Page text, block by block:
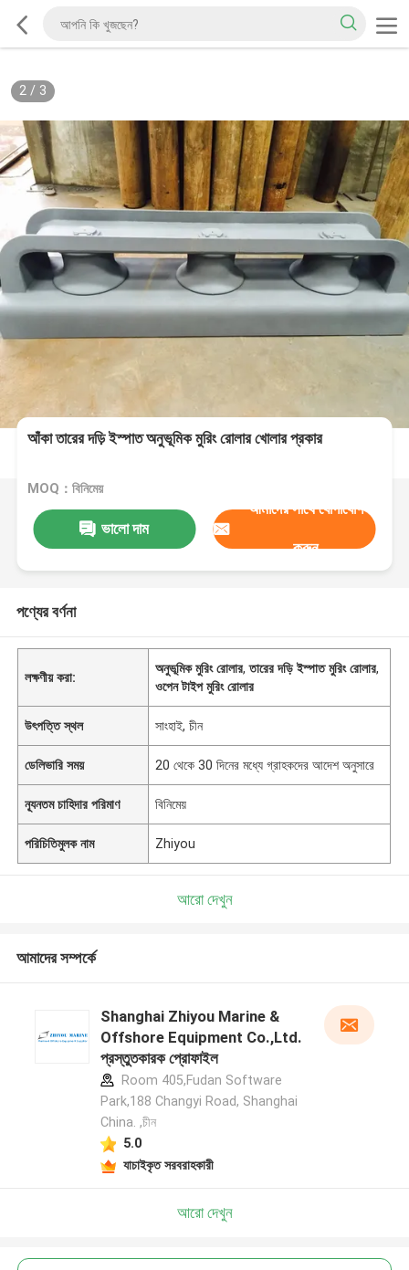
2/ 3
আঁকা তারের দড়ি ইস্পাত অনুভূমিক মুরিং রোলার খোলার প্রকার
MOQ：বিনিমেয়
ভালো দাম
আমাদের সাথে যোগাযোগ
করুন
পণ্যের বর্ণনা
লক্ষণীয় করা:
অনুভূমিক মুরিং রোলার,তারের দড়ি ইস্পাত মুরিং রোলার,
ওপেন টাইপ মুরিং রোলার
উৎপত্তি স্থল সাংহাই, চীন
ডেলিভারি সময় 20 থেকে 30 দিনের মধ্যে গ্রাহকদের আদেশ অনুসারে
ন্যূনতম চাহিদার পরিমাণ বিনিমেয়
পরিচিতিমুলক নাম Zhiyou
আরো দেখুন
আমাদের সম্পর্কে
Shanghai Zhiyou Marine &
Offshore Equipment Co.,Ltd.
প্রস্তুতকারক প্রোফাইল
Room 405,Fudan Software
Park,188 Changyi Road, Shanghai
China. ,চীন
5.0
যাচাইকৃত সরবরাহকারী
আরো দেখুন